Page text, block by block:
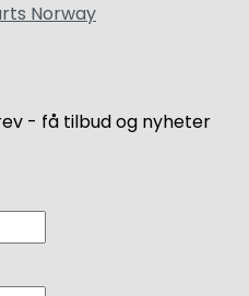
Norway
- få tilbud og nyheter